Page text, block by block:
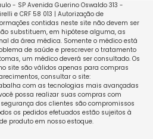
- SP Avenida Guerino Oswaldo 313 -
e CRF 58 013 | Autorização de
contidas neste site não devem ser
substituem, em hipótese alguma, as
da área médica. Somente o médico está
de saúde e prescrever o tratamento
um médico deverá ser consultado. Os
site são válidos apenas para compras
consultar o site:
com as tecnologias mais avançadas
possa realizar suas compras com
dos clientes são compromissos
os pedidos efetuados estão sujeitos à
produto em nosso estoque.